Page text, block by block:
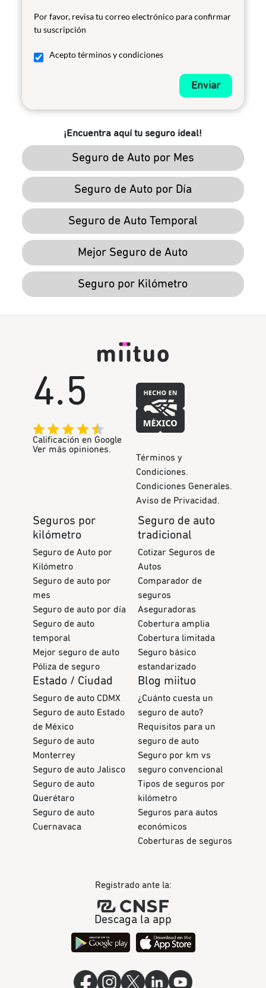
Por favor, revisa tu correo electrónico para confirmar
tu suscripción
Acepto términos y condiciones
Enviar
¡Encuentra aquí tu seguro ideal!
Seguro de Auto por Mes
Seguro de Auto por Día
Seguro de Auto Temporal
Mejor Seguro de Auto
Seguro por Kilómetro
4.5
Calificación en Google
Ver más opiniones.
Términos y
Condiciones.
Condiciones Generales.
Aviso de Privacidad.
Seguros por
kilómetro
Seguro de Auto por
Kilómetro
Seguro de auto por
mes
Seguro de auto por día
Seguro de auto
temporal
Mejor seguro de auto
Póliza de seguro
Seguro de auto
tradicional
Cotizar Seguros de
Autos
Comparador de
seguros
Aseguradoras
Cobertura amplia
Cobertura limitada
Seguro básico
estandarizado
Estado / Ciudad
Seguro de auto CDMX
Seguro de auto Estado
de México
Seguro de auto
Monterrey
Seguro de auto Jalisco
Seguro de auto
Querétaro
Seguro de auto
Cuernavaca
Blog miituo
¿Cuánto cuesta un
seguro de auto?
Requisitos para un
seguro de auto
Seguro por km vs
seguro convencional
Tipos de seguros por
kilómetro
Seguros para autos
económicos
Coberturas de seguros
Registrado ante la:
Descaga la app